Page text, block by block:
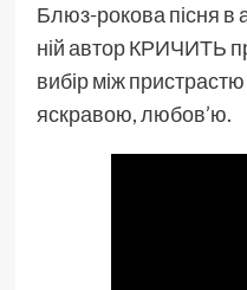
Блюз-рокова пісня в
ній автор КРИЧИТЬ
вибір між
яскравою, любов’ю.